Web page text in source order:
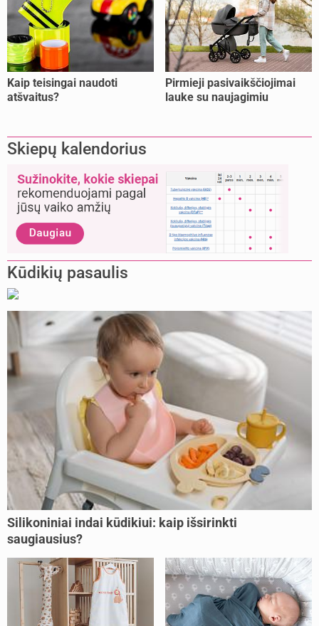
Kaip teisingai naudoti
atšvaitus?
Pirmieji pasivaikščiojimai
lauke su naujagimiu
Skiepų kalendorius
Kūdikių pasaulis
Silikoniniai indai kūdikiui: kaip išsirinkti
saugiausius?